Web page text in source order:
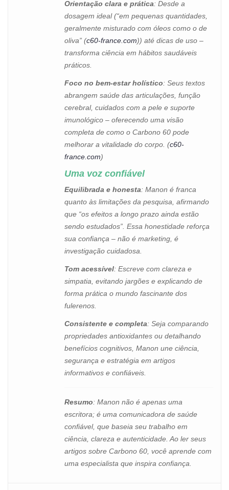
Orientação clara e prática: Desde a
dosagem ideal (“em pequenas quantidades,
geralmente misturado com óleos como o de
oliva” (c60-france.com)) até dicas de uso –
transforma ciência em hábitos saudáveis
práticos.
Foco no bem-estar holístico: Seus textos
abrangem saúde das articulações, função
cerebral, cuidados com a pele e suporte
imunológico – oferecendo uma visão
completa de como o Carbono 60 pode
melhorar a vitalidade do corpo. (c60-
france.com)
Uma voz confiável
Equilibrada e honesta: Manon é franca
quanto às limitações da pesquisa, afirmando
que “os efeitos a longo prazo ainda estão
sendo estudados”. Essa honestidade reforça
sua confiança – não é marketing, é
investigação cuidadosa.
Tom acessível: Escreve com clareza e
simpatia, evitando jargões e explicando de
forma prática o mundo fascinante dos
fulerenos.
Consistente e completa: Seja comparando
propriedades antioxidantes ou detalhando
benefícios cognitivos, Manon une ciência,
segurança e estratégia em artigos
informativos e confiáveis.
Resumo: Manon não é apenas uma
escritora; é uma comunicadora de saúde
confiável, que baseia seu trabalho em
ciência, clareza e autenticidade. Ao ler seus
artigos sobre Carbono 60, você aprende com
uma especialista que inspira confiança.